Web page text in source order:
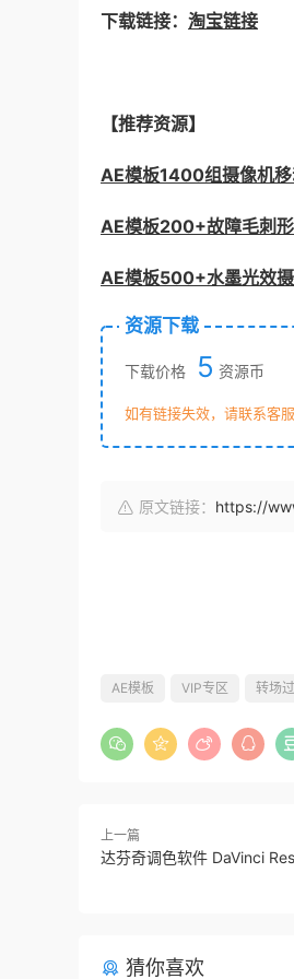
下载链接： 淘宝链接
【推荐资源】
AE模板1400组摄像机
AE模板200+故障毛刺
AE模板500+水墨光效
资源下载
下载价格 5 资源币
如有链接失效，请联系客服
原文链接： https://
AE模板 VIP专区 转场
上一篇
达芬奇调色软件 DaVinci
猜你喜欢